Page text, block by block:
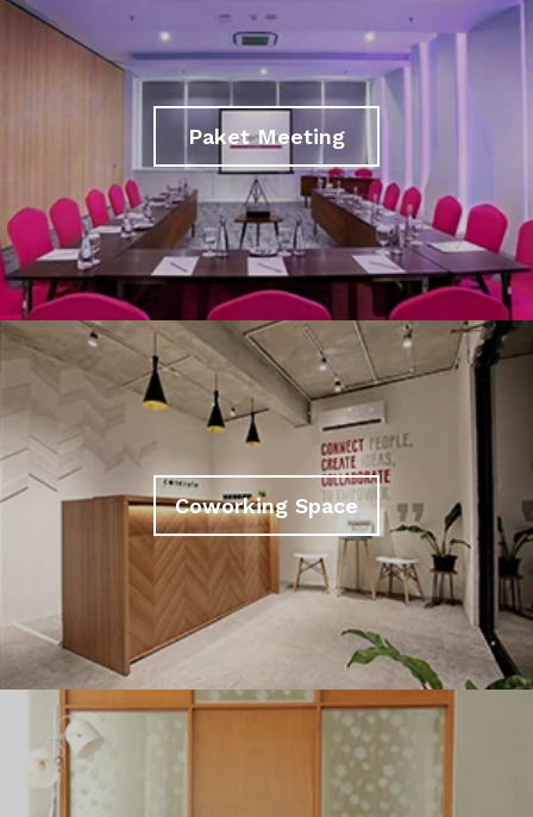
Paket Meeting
Coworking Space